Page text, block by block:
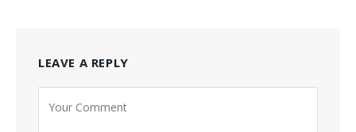
LEAVE A REPLY